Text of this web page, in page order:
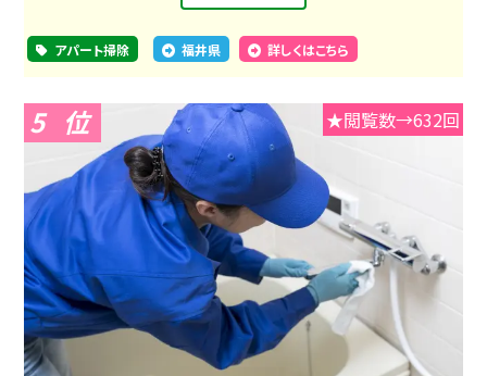
アパート掃除 福井県 詳しくはこちら
5 ★閲覧数→632回